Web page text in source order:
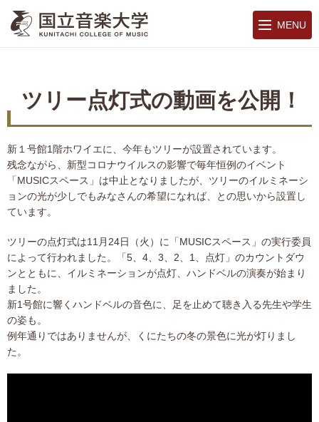
MENU
ツリー点灯式の動画を公開！
新１号館1階ホワイエに、今年もツリーが設置されています。
残念ながら、新型コロナウイルスの影響で毎年恒例のイベント
「MUSICスペース」は中止となりましたが、ツリーのイルミネーシ
ョンの光が少しでもみなさんの希望になれば、との思いから設置し
ています。
ツリーの点灯式は11月24日（火）に「MUSICスペース」の実行委員
によって行われました。「5、4、3、2、1、点灯」のカウントダウ
ンとともに、イルミネーションが点灯、ハンドベルの演奏が始まり
ました。
新1号館に響くハンドベルの音色に、足を止めて聴き入る先生や学生
の姿も。
例年通りではありませんが、くにたちの冬の景色に光が灯りまし
た。